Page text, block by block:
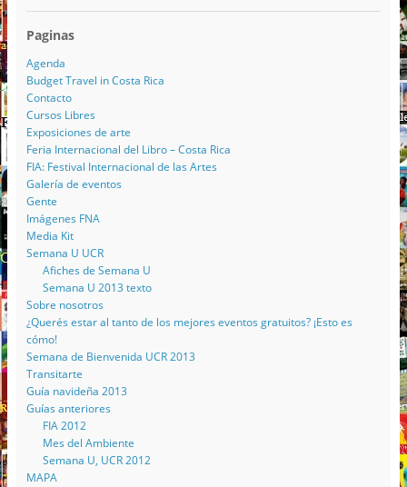
Paginas
Agenda
Budget Travel in Costa Rica
Contacto
Cursos Libres
Exposiciones de arte
Feria Internacional del Libro – Costa Rica
FIA: Festival Internacional de las Artes
Galería de eventos
Gente
Imágenes FNA
Media Kit
Semana U UCR
Afiches de Semana U
Semana U 2013 texto
Sobre nosotros
¿Querés estar al tanto de los mejores eventos gratuitos? ¡Esto es
cómo!
Semana de Bienvenida UCR 2013
Transitarte
Guía navideña 2013
Guías anteriores
FIA 2012
Mes del Ambiente
Semana U, UCR 2012
MAPA